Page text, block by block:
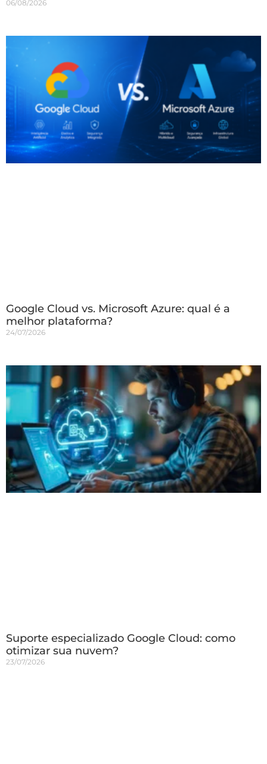
06/08/2026
Google Cloud vs. Microsoft Azure: qual é a
melhor plataforma?
24/07/2026
Suporte especializado Google Cloud: como
otimizar sua nuvem?
23/07/2026